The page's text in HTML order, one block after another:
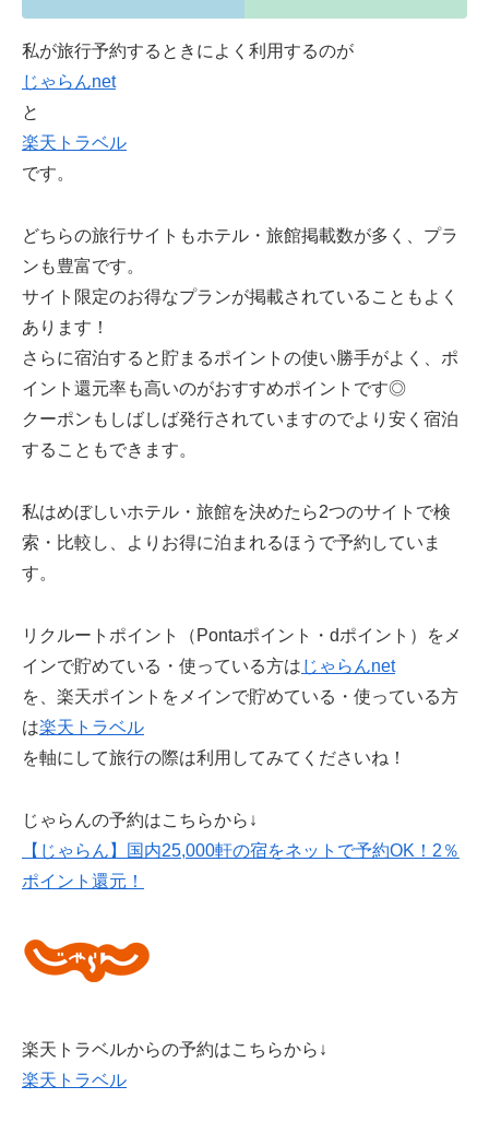
私が旅行予約するときによく利用するのが
じゃらんnet
と
楽天トラベル
です。
どちらの旅行サイトもホテル・旅館掲載数が多く、プラ
ンも豊富です。
サイト限定のお得なプランが掲載されていることもよく
あります！
さらに宿泊すると貯まるポイントの使い勝手がよく、ポ
イント還元率も高いのがおすすめポイントです◎
クーポンもしばしば発行されていますのでより安く宿泊
することもできます。
私はめぼしいホテル・旅館を決めたら2つのサイトで検
索・比較し、よりお得に泊まれるほうで予約していま
す。
リクルートポイント（Pontaポイント・dポイント）をメ
インで貯めている・使っている方は じゃらんnet
を、楽天ポイントをメインで貯めている・使っている方
は楽天トラベル
を軸にして旅行の際は利用してみてくださいね！
じゃらんの予約はこちらから↓
【じゃらん】国内25,000軒の宿をネットで予約OK！2％
ポイント還元！
楽天トラベルからの予約はこちらから↓
楽天トラベル